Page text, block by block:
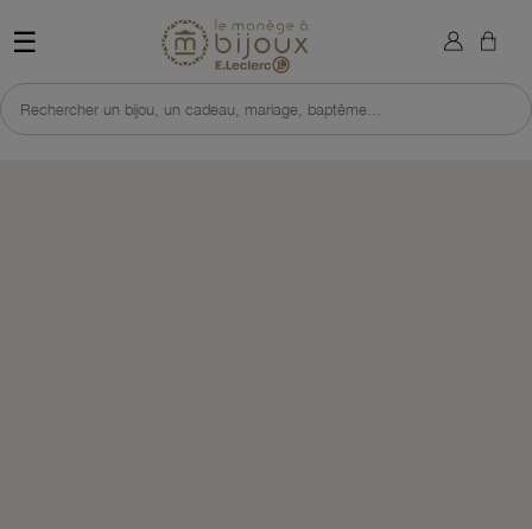
☰ Retour à l'accueil du site
Rechercher un bijou, un cadeau, mariage, baptême...
×